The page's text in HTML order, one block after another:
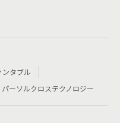
ンタブル
パーソルクロステクノロジー